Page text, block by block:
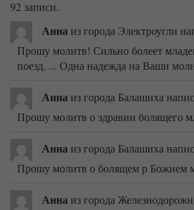
92 записи.
Аннаиз города Электроугли
Прошу молитв! Сильно болеет
поезд. ... Одна надежда на Ваши
Аннаиз города Балашиха
Прошу молитв о здравии болящего
Аннаиз города Балашиха
Прошу молитв о болящем р Божием
Аннаиз города